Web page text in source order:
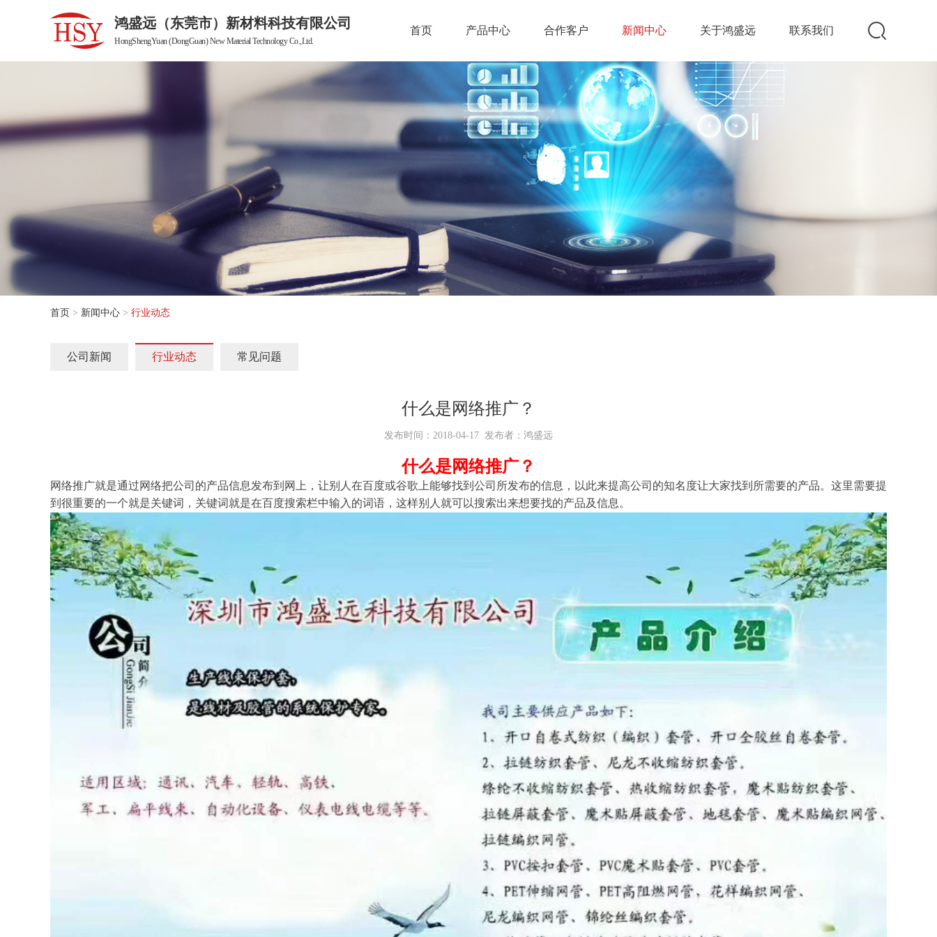
鸿盛远（东莞市）新材料科技有限公司
HongShengYuan (DongGuan) New Material Technology Co.,Ltd.
首页 产品中心 合作客户 新闻中心 关于鸿盛远 联系我们
首页 > 新闻中心 > 行业动态
公司新闻 行业动态 常见问题
什么是网络推广？
发布时间：2018-04-17 发布者：鸿盛远
什么是网络推广？
网络推广就是通过网络把公司的产品信息发布到网上，让别人在百度或谷歌上能够找到公司所发布的信息，以此来提高公司的知名度让大家找到所需要的产品。 这里需要提
到很重要的一个就是关键词，关键词就是在百度搜索栏中输入的词语，这样别人就可以搜索出来想要找的产品及信息。